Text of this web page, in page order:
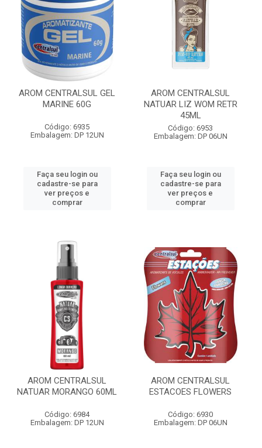
AROM CENTRALSUL GEL
MARINE 60G
Código: 6935
Embalagem: DP 12UN
Faça seu login ou
cadastre-se para
ver preços e
comprar
AROM CENTRALSUL
NATUAR LIZ WOM RETR
45ML
Código: 6953
Embalagem: DP 06UN
Faça seu login ou
cadastre-se para
ver preços e
comprar
AROM CENTRALSUL
NATUAR MORANGO 60ML
Código: 6984
Embalagem: DP 12UN
AROM CENTRALSUL
ESTACOES FLOWERS
Código: 6930
Embalagem: DP 06UN